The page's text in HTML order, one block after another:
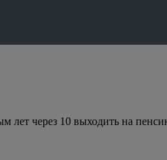
лет через 10 выходить на